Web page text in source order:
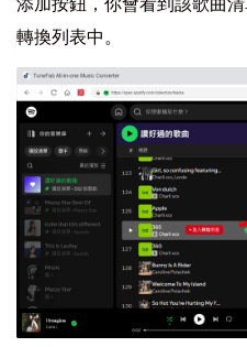
轉換列表中。